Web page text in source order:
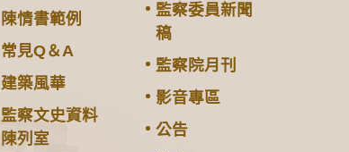
陳情書範例
常見Q＆A
建築風華
監察文史資料
陳列室
監察委員新聞
稿
監察院月刊
影音專區
公告